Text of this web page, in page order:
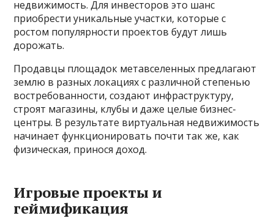
недвижимость. Для инвесторов это шанс
приобрести уникальные участки, которые с
ростом популярности проектов будут лишь
дорожать.
Продавцы площадок метавселенных предлагают
землю в разных локациях с различной степенью
востребованности, создают инфраструктуру,
строят магазины, клубы и даже целые бизнес-
центры. В результате виртуальная недвижимость
начинает функционировать почти так же, как
физическая, принося доход.
Игровые проекты и
геймификация